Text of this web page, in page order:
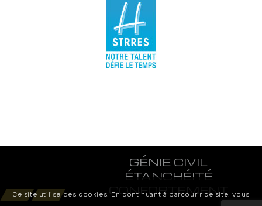
GÉNIE CIVIL
ÉTANCHÉITÉ
CONFORTEMENT
Ce site utilise des cookies. En continuant à parcourir ce site, vous